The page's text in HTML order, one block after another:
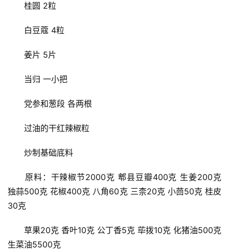
桂圆 2粒
白豆蔻 4粒
姜片 5片
当归 一小把
党参和葱段 各两根
过油的干红辣椒粒
炒制基础底料
原料：干辣椒节2000克 郫县豆瓣400克 生姜200克
独蒜500克 花椒400克 八角60克 三柰20克 小茴50克 桂皮
30克
草果20克 香叶10克 公丁香5克 荜拨10克 化猪油500克
生菜油5500克